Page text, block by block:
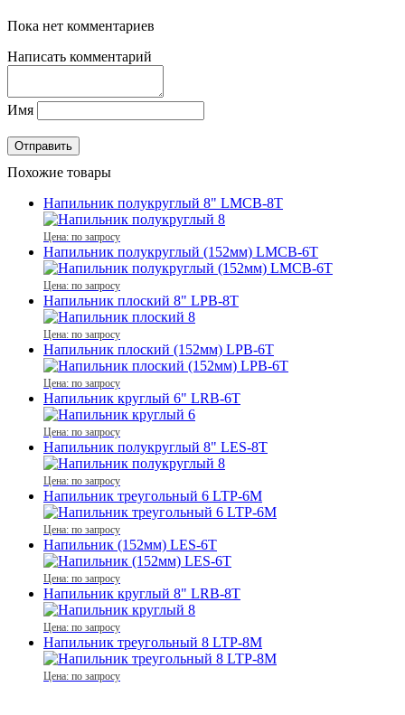
Пока нет комментариев
Написать комментарий
Имя
Похожие товары
Напильник полукруглый 8" LMCB-8T
Цена: по запросу
Напильник полукруглый (152мм) LMCB-6T
Цена: по запросу
Напильник плоский 8" LPB-8T
Цена: по запросу
Напильник плоский (152мм) LPB-6T
Цена: по запросу
Напильник круглый 6" LRB-6T
Цена: по запросу
Напильник полукруглый 8" LES-8T
Цена: по запросу
Напильник треугольный 6 LTP-6М
Цена: по запросу
Напильник (152мм) LES-6T
Цена: по запросу
Напильник круглый 8" LRB-8T
Цена: по запросу
Напильник треугольный 8 LTP-8М
Цена: по запросу